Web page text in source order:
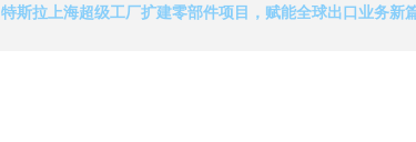
特斯拉上海超级工厂扩建零部件项目，赋能全球出口业务新